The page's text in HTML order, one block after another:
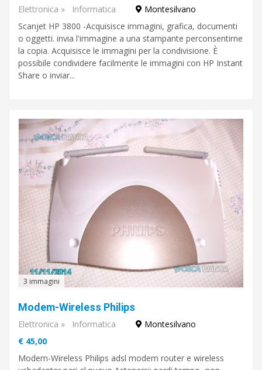
Elettronica » Informatica
Montesilvano
Scanjet HP 3800 -Acquisisce immagini, grafica, documenti
o oggetti. invia l'immagine a una stampante perconsentirne
la copia. Acquisisce le immagini per la condivisione. È
possibile condividere facilmente le immagini con HP Instant
Share o inviar...
3 immagini
Modem-Wireless Philips
Elettronica » Informatica
Montesilvano
€ 45,00
Modem-Wireless Philips adsl modem router e wireless